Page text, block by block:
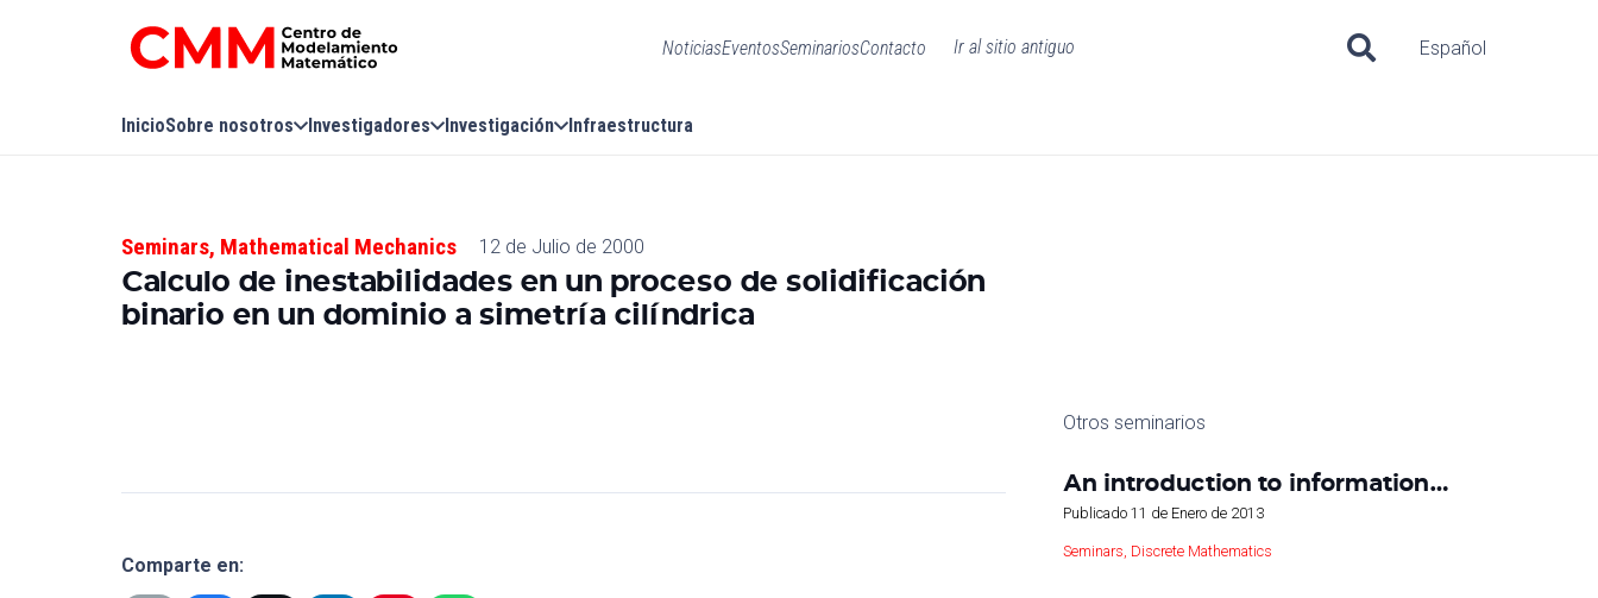
NoticiasEventosSeminariosContacto Ir al sitio antiguo Español
InicioSobre nosotros Investigadores Investigación Infraestructura
Seminars, Mathematical Mechanics 12 de Julio de 2000
Calculo de inestabilidades en un proceso de solidificación
binario en un dominio a simetría cilíndrica
Comparte en:
Otros seminarios
An introduction to information…
Publicado 11 de Enero de 2013
Seminars Discrete Mathematics